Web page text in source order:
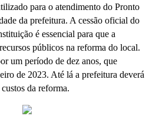
para o atendimento do Pronto
da prefeitura. A cessão oficial do
é essencial para que a
públicos na reforma do local.
um período de dez anos, que
de 2023. Até lá a prefeitura deverá
da reforma.